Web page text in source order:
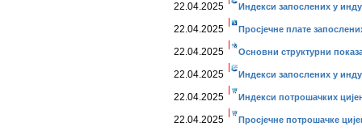
22.04.2025 Индекси запослених у
22.04.2025 Просјечне плате
22.04.2025 Основни структурни
22.04.2025 Индекси запослених у
22.04.2025 Индекси потрошачких
22.04.2025 Просјечне потрошачке